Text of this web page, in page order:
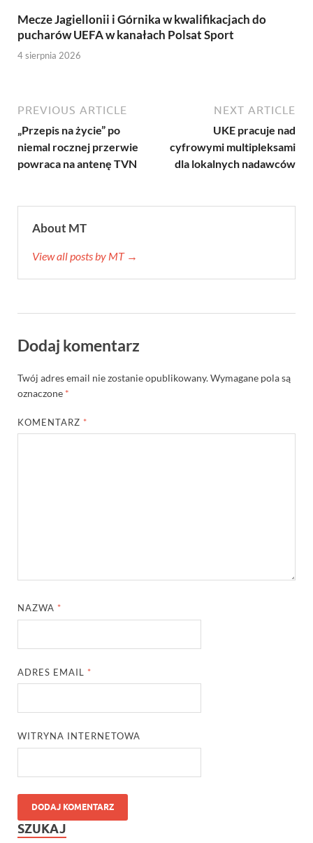
Mecze Jagiellonii i Górnika w kwalifikacjach do
pucharów UEFA w kanałach Polsat Sport
4 sierpnia 2026
PREVIOUS ARTICLE
„Przepis na życie” po
niemal rocznej przerwie
powraca na antenę TVN
NEXT ARTICLE
UKE pracuje nad
cyfrowymi multipleksami
dla lokalnych nadawców
About MT
View all posts by MT →
Dodaj komentarz
Twój adres email nie zostanie opublikowany.Wymagane pola są
oznaczone *
KOMENTARZ *
NAZWA *
ADRES EMAIL *
WITRYNA INTERNETOWA
SZUKAJ